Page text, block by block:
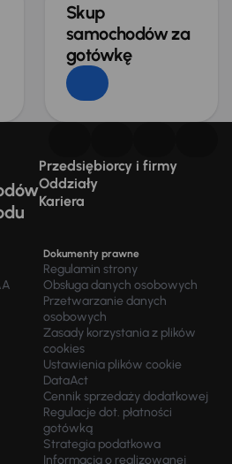
Skup
samochodów za
gotówkę
Przedsiębiorcy i firmy
Oddziały
Kariera
Dokumenty prawne
Regulamin strony
Obsługa danych osobowych
Przetwarzanie danych
osobowych
Zasady korzystania z plików
cookies
Ustawienia plików cookie
DataAct
Cennik sprzedaży dodatkowej
Regulacje dot. płatności
gotówką
Strategia podatkowa
Informacja o realizowanej